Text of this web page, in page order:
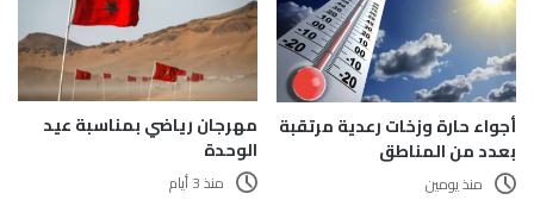
أجواء حارة وزخات رعدية مرتقبة
بعدد من المناطق
منذ يومين
مهرجان رياضي بمناسبة عيد
الوحدة
منذ 3 أيام